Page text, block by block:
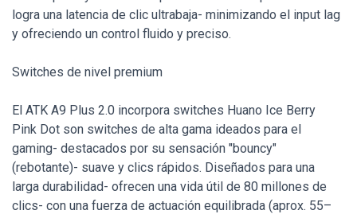
logra una latencia de clic ultrabaja- minimizando el input lag
y ofreciendo un control fluido y preciso.
Switches de nivel premium
El ATK A9 Plus 2.0 incorpora switches Huano Ice Berry
Pink Dot son switches de alta gama ideados para el
gaming- destacados por su sensación "bouncy"
(rebotante)- suave y clics rápidos. Diseñados para una
larga durabilidad- ofrecen una vida útil de 80 millones de
clics- con una fuerza de actuación equilibrada (aprox. 55–